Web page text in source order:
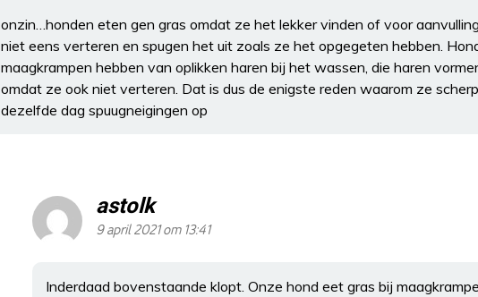
onzin…honden eten gen gras omdat ze het lekker vinden of voor
niet eens verteren en spugen het uit zoals ze het opgegeten hebben.
maagkrampen hebben van oplikken haren bij het wassen, die haren
omdat ze ook niet verteren. Dat is dus de enigste reden waarom ze
dezelfde dag spuugneigingen op
astolk
9 april 2021 om 13:41
Inderdaad bovenstaande klopt. Onze hond eet gras bij